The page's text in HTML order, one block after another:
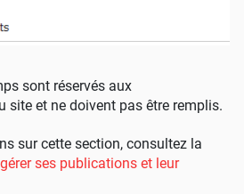
sont réservés aux
site et ne doivent pas être remplis.
sur cette section, consultez la
ses publications et leur